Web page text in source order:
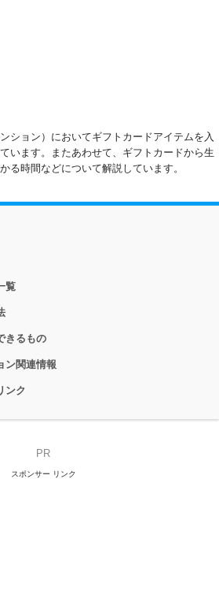
ション）においてギフトカードアイテムを入
います。またあわせて、ギフトカードから生
る時間などについて解説しています。
覧
きるもの
ン関連情報
ンク
PR
スポンサー リンク